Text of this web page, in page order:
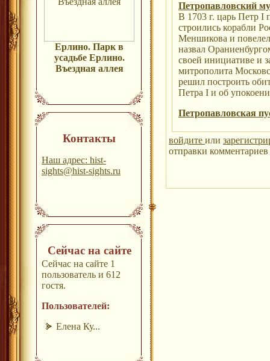
Ерлино. Парк в
усадьбе Ерлино.
Въездная аллея
Контакты
Наш адрес: hist-
sights@hist-sights.ru
Сейчас на сайте
Сейчас на сайте 1
пользователь и 612
гостя.
Пользователей:
Елена Ку...
Петропавловский
В 1703 г. царь Петр I
строились корабли
Меншикова и повелел
назвал
своей инициативе и
митрополита
решил построить
Петра I и об
Петропавловская
войдите или
отправки